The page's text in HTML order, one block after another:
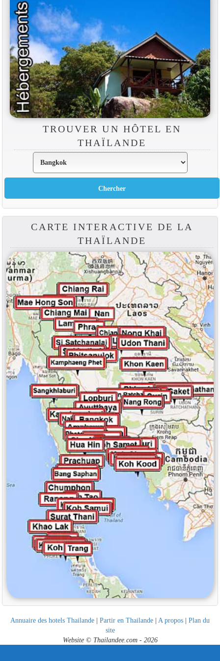
TROUVER UN HÔTEL EN
THAÏLANDE
CARTE INTERACTIVE DE LA
THAÏLANDE
Annuaire des hotels Thailande | Partir en Thailande | A propos | Plan du
site
Website © Thailandee.com - 2026